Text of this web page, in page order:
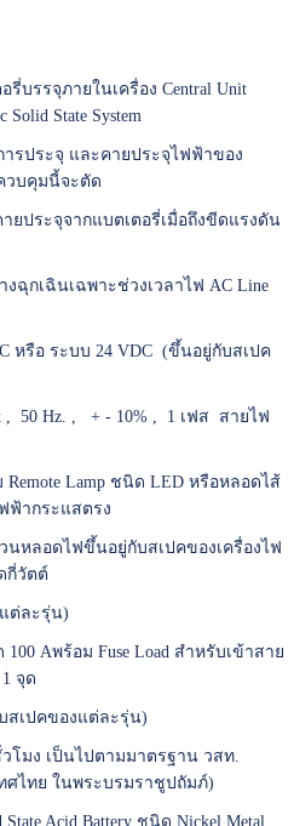
รรจุภายในเครื่อง Central Unit
State System
ละคายประจุไฟฟ้าของ
วบคุมนี้จะตัด
ากแบตเตอรี่เมื่อถึงขีดแรงดัน
ฉุกเฉินเฉพาะช่วงเวลาไฟ AC Line
หรือ ระบบ 24 VDC (ขึ้นอยู่กับสเปค
, 50 Hz. , + - 10% , 1 เฟส สายไฟ
Lamp ชนิด LED หรือหลอดไส้
ฟ้ากระแสตรง
ไฟขึ้นอยู่กับสเปคของเครื่องไฟ
กี่วัตต์
ะรุ่น)
ร้อม Fuse Load สำหรับเข้าสาย
จุด
ของแต่ละรุ่น)
โมง เป็นไปตามมาตรฐาน วสท.
ศไทย ในพระบรมราชูปถัมภ์)
Acid Battery ชนิด Nickel Metal